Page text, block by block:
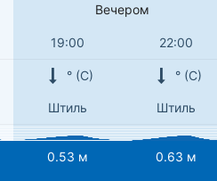
Вечером
19:00 22:00
° (С) ° (С)
Штиль Штиль
0.53 м 0.63 м